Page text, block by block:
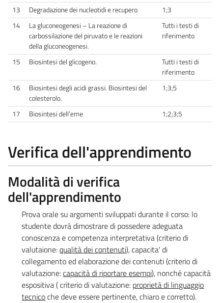
13 Degradazione dei nucleotidi e recupero
1;3
14
La gluconeogenesi – La reazione di
carbossilazione del piruvato e le reazioni
della gluconeogenesi.
Tutti i testi di
riferimento
15 Biosintesi del glicogeno.
Tutti i testi di
riferimento
16
Biosintesi degli acidi grassi. Biosintesi del
colesterolo.
1;3;5
17 Biosintesi dell’eme 1;2;3;5
Verifica dell'apprendimento
Modalità di verifica
dell'apprendimento
Prova orale su argomenti sviluppati durante il corso: lo
studente dovrà dimostrare di possedere adeguata
conoscenza e competenza interpretativa (criterio di
valutaione:qualità dei contenuti), capacita' di
collegamento ed elaborazione dei contenuti (criterio di
valutazione:capacità di riportare esempi), nonché capacità
espositiva ( criterio di valutazione: proprietà di linguaggio
tecnicoche deve essere pertinente, chiaro e corretto).